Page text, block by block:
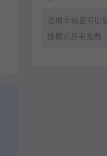
选项卡就是可以
接展示所有集数